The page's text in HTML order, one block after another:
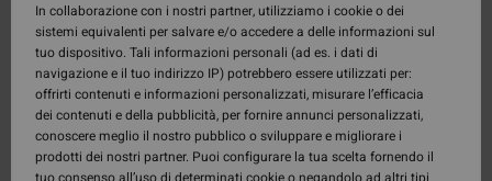
In collaborazione con i nostri partner, utilizziamo i cookie o dei
sistemi equivalenti per salvare e/o accedere a delle informazioni sul
tuo dispositivo. Tali informazioni personali (ad es. i dati di
navigazione e il tuo indirizzo IP) potrebbero essere utilizzati per:
offrirti contenuti e informazioni personalizzati, misurare l’efficacia
dei contenuti e della pubblicità, per fornire annunci personalizzati,
conoscere meglio il nostro pubblico o sviluppare e migliorare i
prodotti dei nostri partner. Puoi configurare la tua scelta fornendo il